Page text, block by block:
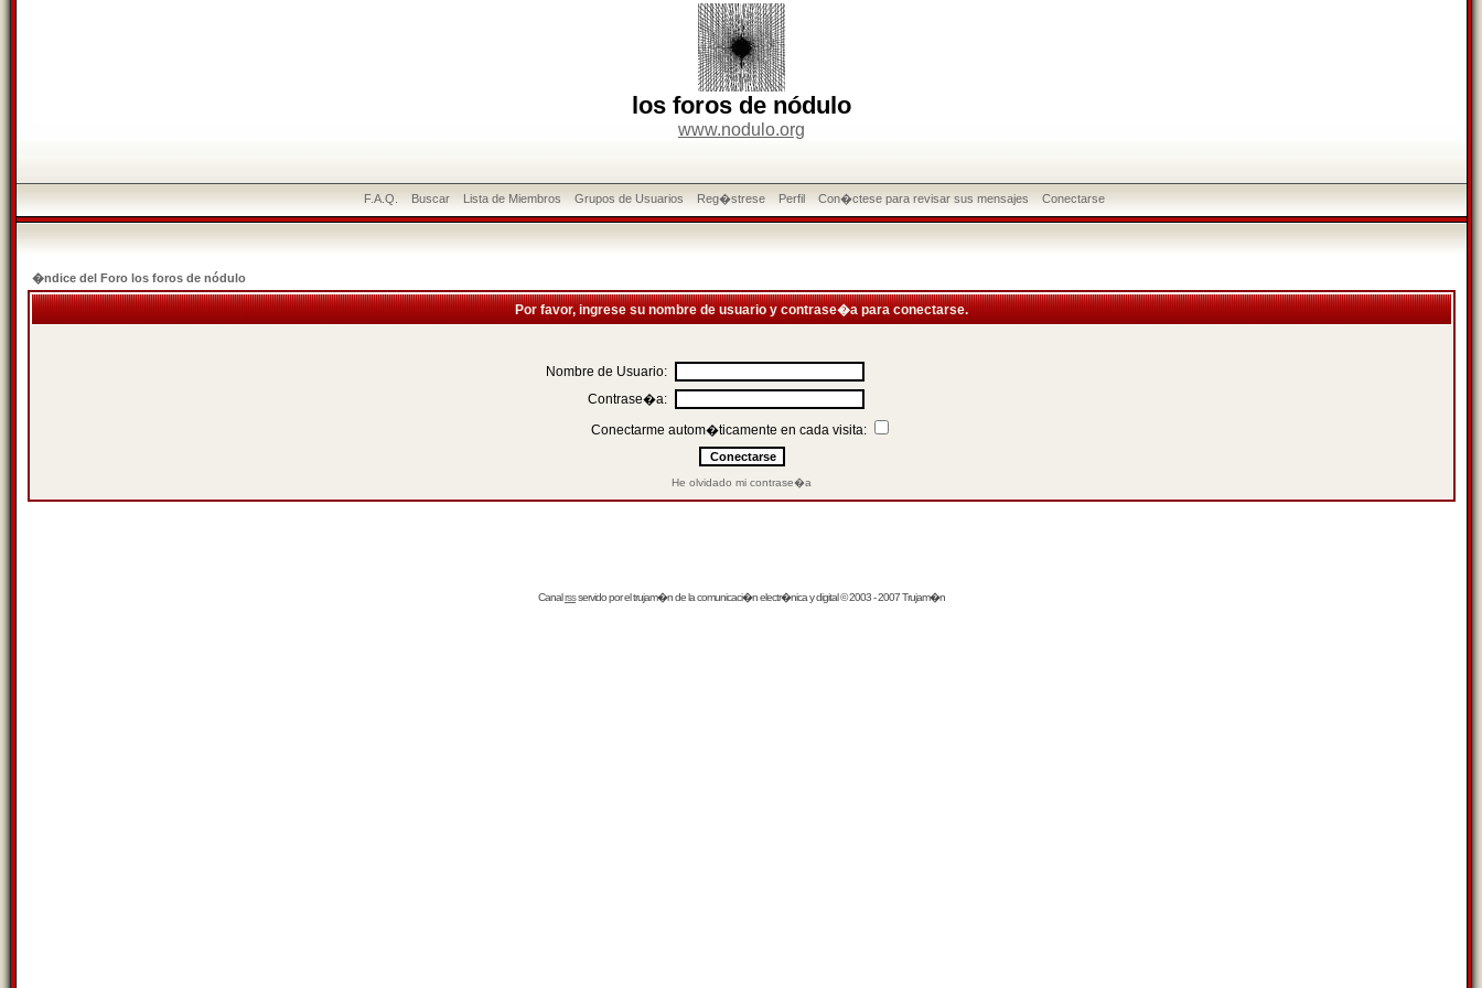
los foros de nódulo
www.nodulo.org
F.A.Q. Buscar Lista de Miembros Grupos de Usuarios Reg�strese Perfil Con�ctese para revisar sus mensajes Conectarse
�ndice del Foro los foros de nódulo
Por favor, ingrese su nombre de usuario y contrase�a para conectarse.
Nombre de Usuario:
Contrase�a:
Conectarme autom�ticamente en cada visita:
He olvidado mi contrase�a
Canalrssservido por eltrujam�nde la comunicaci�n electr�nica y digital © 2003 - 2007 Trujam�n